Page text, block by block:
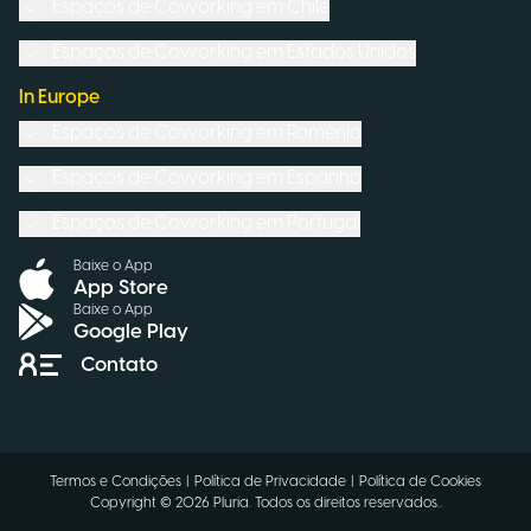
In Europe
Baixe o App
App Store
Baixe o App
Google Play
Contato
Copyright © 2026 Pluria. Todos os direitos reservados..
Termos e Condições Política de Privacidade Política de Cookies